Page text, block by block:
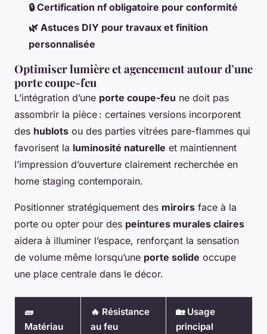
🔒 Certification nf obligatoire pour conformité
🌿 Astuces DIY pour travaux et finition
personnalisée
Optimiser lumière et agencement autour d’une
porte coupe-feu
L’intégration d’une porte coupe-feu ne doit pas
assombrir la pièce : certaines versions incorporent
des hublots ou des parties vitrées pare-flammes qui
favorisent la luminosité naturelle et maintiennent
l’impression d’ouverture clairement recherchée en
home staging contemporain.
Positionner stratégiquement des miroirs face à la
porte ou opter pour des peintures murales claires
aidera à illuminer l’espace, renforçant la sensation
de volume même lorsqu’une porte solide occupe
une place centrale dans le décor.
🧱
Matériau
🔥 Résistance
au feu
🏡 Usage
principal